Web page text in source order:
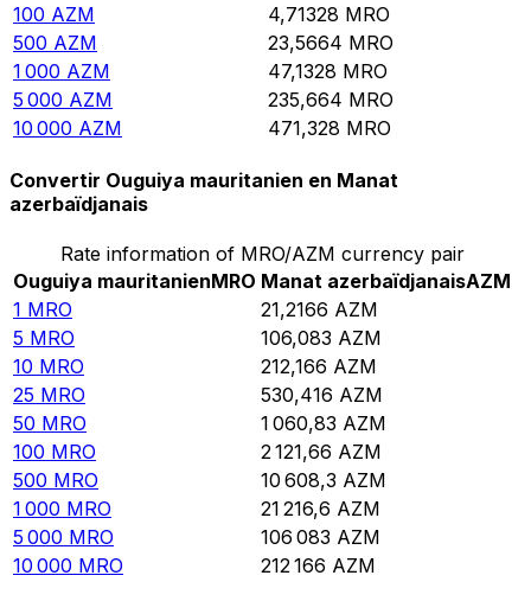
100 AZM 4,71328 MRO
500 AZM 23,5664 MRO
1 000 AZM 47,1328 MRO
5 000 AZM 235,664 MRO
10 000 AZM 471,328 MRO
Convertir Ouguiya mauritanien en Manat
azerbaïdjanais
Rate information of MRO/AZM currency pair
Ouguiya mauritanienMRO Manat azerbaïdjanaisAZM
1 MRO 21,2166 AZM
5 MRO 106,083 AZM
10 MRO 212,166 AZM
25 MRO 530,416 AZM
50 MRO 1 060,83 AZM
100 MRO 2 121,66 AZM
500 MRO 10 608,3 AZM
1 000 MRO 21 216,6 AZM
5 000 MRO 106 083 AZM
10 000 MRO 212 166 AZM